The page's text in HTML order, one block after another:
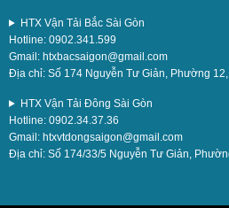
HTX Vận Tải Bắc Sài Gòn
Hotline: 0902.341.599
Gmail: htxbacsaigon@gmail.com
Địa chỉ: Số 174 Nguyễn Tư Giản, Phường 12,
HTX Vận Tải Đông Sài Gòn
Hotline: 0902.34.37.36
Gmail: htxvtdongsaigon@gmail.com
Địa chỉ: Số 174/33/5 Nguyễn Tư Giản,